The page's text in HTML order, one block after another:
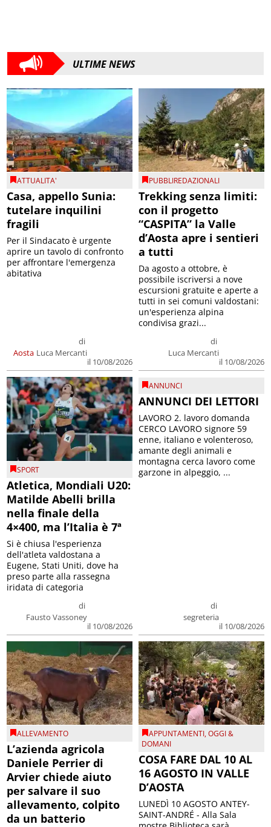
ULTIME NEWS
ATTUALITA'
Casa, appello Sunia:
tutelare inquilini
fragili
Aosta
di
Luca Mercanti
il 10/08/2026
Per il Sindacato è urgente
aprire un tavolo di confronto
per affrontare l'emergenza
abitativa
PUBBLIREDAZIONALI
Trekking senza limiti:
con il progetto
“CASPITA” la Valle
d’Aosta apre i sentieri
a tutti
di
Luca Mercanti
il 10/08/2026
Da agosto a ottobre, è
possibile iscriversi a nove
escursioni gratuite e aperte a
tutti in sei comuni valdostani:
un'esperienza alpina
condivisa grazi...
SPORT
Atletica, Mondiali U20:
Matilde Abelli brilla
nella finale della
4×400, ma l’Italia è 7ª
di
Fausto Vassoney
il 10/08/2026
Si è chiusa l'esperienza
dell'atleta valdostana a
Eugene, Stati Uniti, dove ha
preso parte alla rassegna
iridata di categoria
ANNUNCI
ANNUNCI DEI LETTORI
di
segreteria
il 10/08/2026
LAVORO 2. lavoro domanda
CERCO LAVORO signore 59
enne, italiano e volenteroso,
amante degli animali e
montagna cerca lavoro come
garzone in alpeggio, ...
ALLEVAMENTO
L’azienda agricola
Daniele Perrier di
Arvier chiede aiuto
per salvare il suo
allevamento, colpito
da un batterio
APPUNTAMENTI,OGGI &
DOMANI
COSA FARE DAL 10 AL
16 AGOSTO IN VALLE
D’AOSTA
LUNEDÌ 10 AGOSTO ANTEY-
SAINT-ANDRÉ - Alla Sala